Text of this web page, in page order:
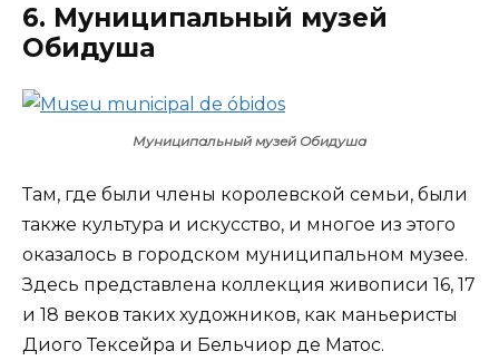
6. Муниципальный музей
Обидуша
Муниципальный музей Обидуша
Там, где были члены королевской семьи, были
также культура и искусство, и многое из этого
оказалось в городском муниципальном музее.
Здесь представлена коллекция живописи 16, 17
и 18 веков таких художников, как маньеристы
Диого Тексейра и Бельчиор де Матос.